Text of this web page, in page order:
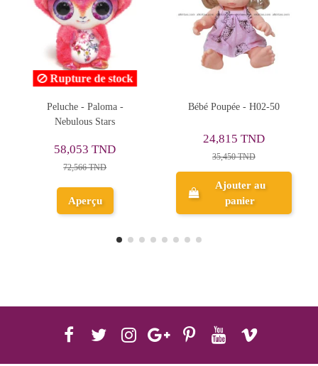
Bébé Poupée - H02-50
Ajouter au
panier
Coffret Poupée Multi
Anlily Collection
86,908 TND
108,635 TND
Ajouter au
panier